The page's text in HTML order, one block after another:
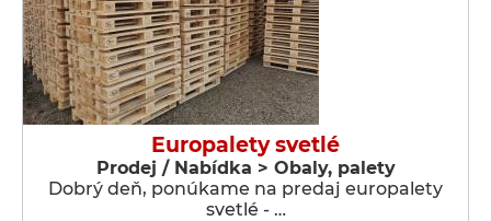
Europalety svetlé
Prodej / Nabídka > Obaly, palety
Dobrý deň, ponúkame na predaj europalety
svetlé - …